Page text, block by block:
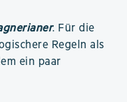
. Für die
Regeln als
ein paar